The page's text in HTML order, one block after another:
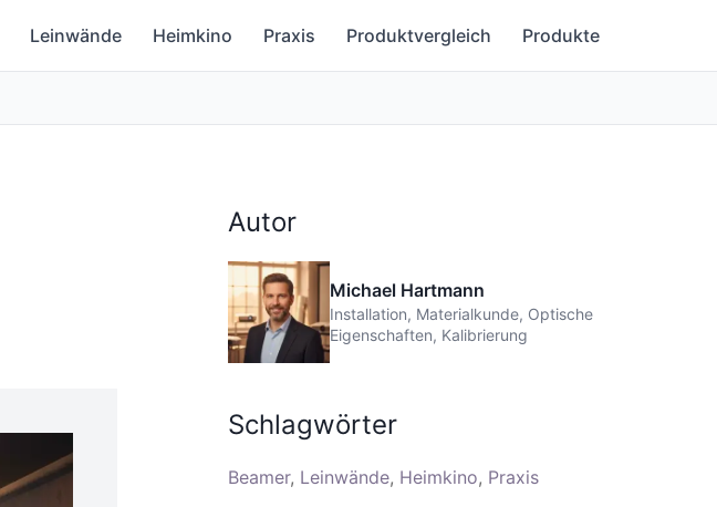
Leinwände Heimkino Praxis Produktvergleich Produkte
Autor
Michael Hartmann
Installation, Materialkunde, Optische
Eigenschaften, Kalibrierung
Schlagwörter
Beamer Leinwände Heimkino Praxis